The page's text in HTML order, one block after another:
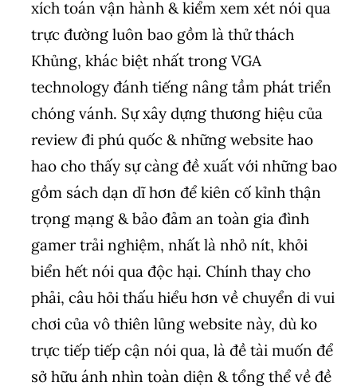
xích toán vận hành & kiểm xem xét nói qua
trực đường luôn bao gồm là thử thách
Khủng, khác biệt nhất trong VGA
technology đánh tiếng nâng tầm phát triển
chóng vánh. Sự xây dựng thương hiệu của
review đi phú quốc & những website hao
hao cho thấy sự càng đề xuất với những bao
gồm sách dạn dĩ hơn để kiên cố kỉnh thận
trọng mạng & bảo đảm an toàn gia đình
gamer trải nghiệm, nhất là nhỏ nít, khỏi
biển hết nói qua độc hại. Chính thay cho
phải, câu hỏi thấu hiểu hơn về chuyển di vui
chơi của vô thiên lủng website này, dù ko
trực tiếp tiếp cận nói qua, là đề tài muốn để
sở hữu ánh nhìn toàn diện & tổng thể về đề